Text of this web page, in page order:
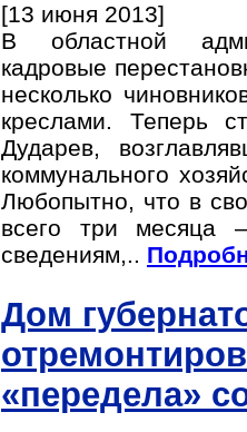
[13 июня 2013]
В областной
кадровые
несколько
креслами. Теперь
Дударев,
коммунального
Любопытно, что в
всего три
сведениям,..
Дом
«передела»